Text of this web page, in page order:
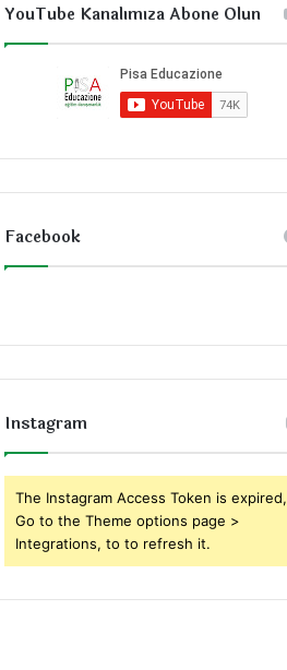
YouTube Kanalımıza Abone Olun
Facebook
Instagram
The Instagram Access Token is expired,
Go to the Theme options page >
Integrations, to to refresh it.